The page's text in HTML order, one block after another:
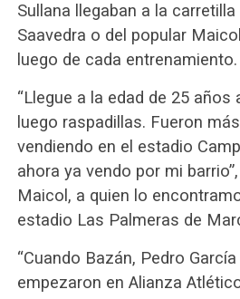
Sullana llegaban a la
Saavedra o del popular
luego de cada entrenamiento.
“Llegue a la edad de 25
luego raspadillas. Fueron
vendiendo en el estadio
ahora ya vendo por mi
Maicol, a quien lo
estadio Las Palmeras de
“Cuando Bazán, Pedro
empezaron en Alianza